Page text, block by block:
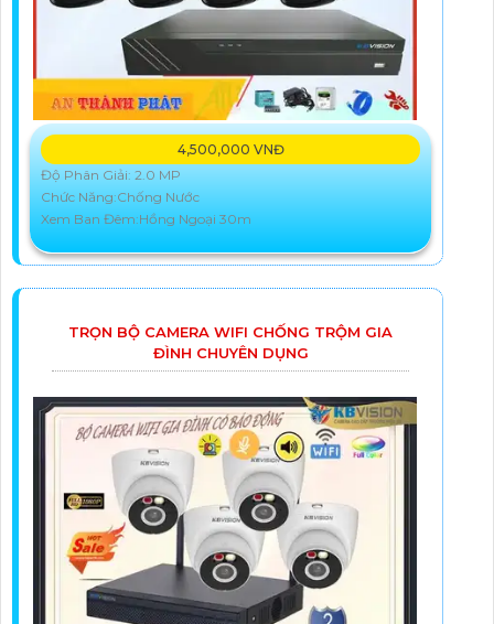
4,500,000 VNĐ
Độ Phân Giải: 2.0 MP
Chức Năng:Chống Nước
Xem Ban Đêm:Hồng Ngoại 30m
TRỌN BỘ CAMERA WIFI CHỐNG TRỘM GIA
ĐÌNH CHUYÊN DỤNG